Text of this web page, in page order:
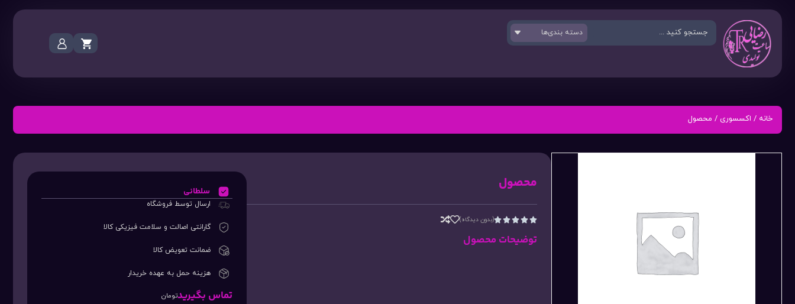
خانه / اکسسوری / محصول
محصول




(بدون دیدگاه)
توضیحات محصول
سلطانی
ارسال توسط فروشگاه
گارانتی اصالت و سلامت فیزیکی کالا
ضمانت تعویض کالا
هزینه حمل به عهده خریدار
تماس بگیریدتومان